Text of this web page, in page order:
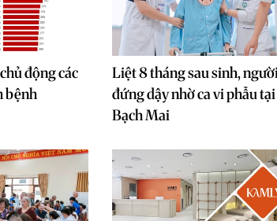
động các
bệnh
Liệt 8 tháng sau sinh,
đứng dậy nhờ ca vi phẫu
Bạch Mai